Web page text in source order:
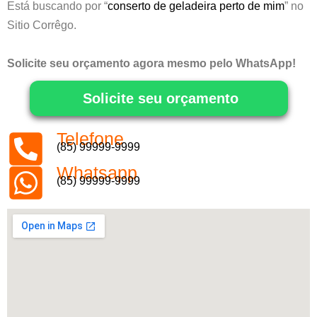
Está buscando por “conserto de geladeira perto de mim” no
Sitio Corrêgo.
Solicite seu orçamento agora mesmo pelo WhatsApp!
Solicite seu orçamento
Telefone
(85) 99999-9999
Whatsapp
(85) 99999-9999